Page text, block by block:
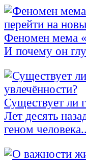
Феномен мема
И почему он
Существует ли
Лет десять
геном